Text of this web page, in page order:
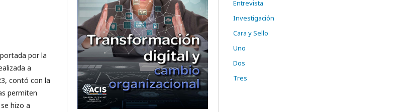
por la
a
contó con la
permiten
hizo a
Entrevista
Investigación
Cara y Sello
Uno
Dos
Tres